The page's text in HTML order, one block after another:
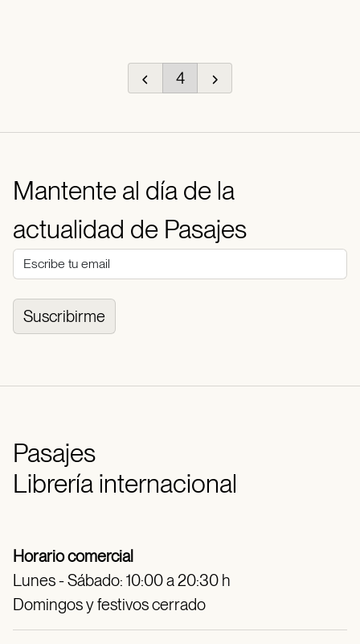
4
Mantente al día de la
actualidad de Pasajes
Suscribirme
Pasajes
Librería internacional
Horario comercial
Lunes - Sábado: 10:00 a 20:30 h
Domingos y festivos cerrado